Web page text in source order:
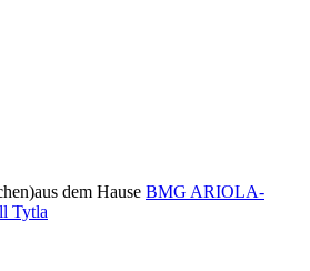
aus dem Hause BMG ARIOLA-
Tytla